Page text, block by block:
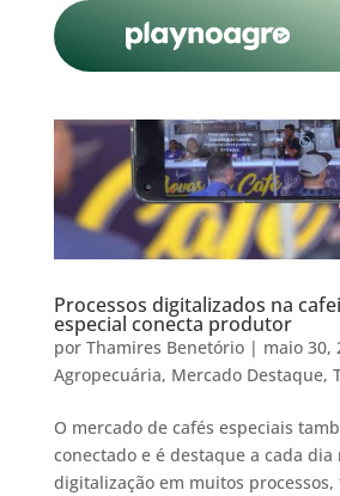
Processos digitalizados na
especial conecta produtor
por Thamires Benetório| maio 30,
Agropecuária, Mercado Destaque,
O mercado de cafés especiais
conectado e é destaque a cada dia
digitalização em muitos